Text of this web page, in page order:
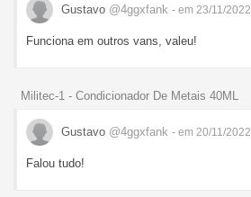
Gustavo @4ggxfank - em 23/11/2022
Funciona em outros vans, valeu!
Militec-1 - Condicionador De Metais 40ML
Gustavo @4ggxfank - em 20/11/2022
Falou tudo!